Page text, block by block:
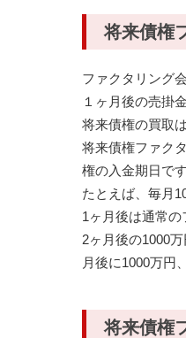
将来債権
ファクタリング
１ヶ月後の売掛
将来債権の買取
将来債権ファク
権の入金期日で
たとえば、毎月
1ヶ月後は通常の
2ヶ月後の1000
月後に1000万円
将来債権